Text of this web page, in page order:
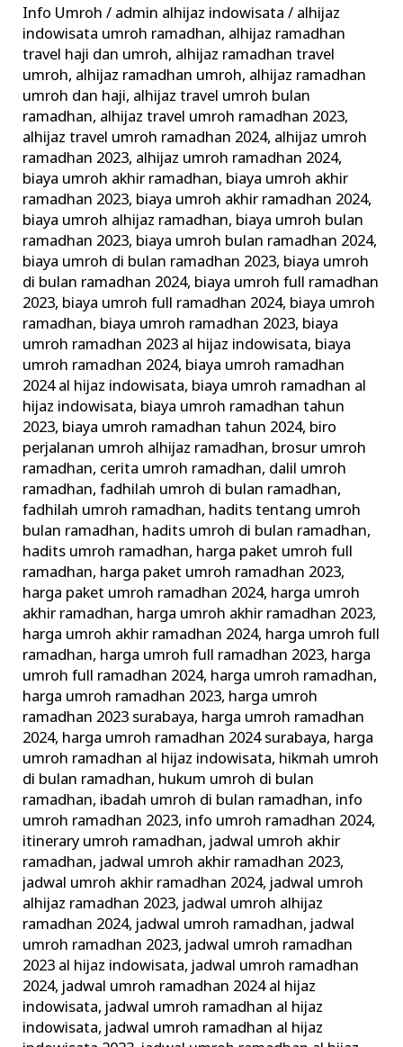
Info Umroh / admin alhijaz indowisata/ alhijaz
indowisata umroh ramadhan, alhijaz ramadhan
travel haji dan umroh, alhijaz ramadhan travel
umroh, alhijaz ramadhan umroh, alhijaz ramadhan
umroh dan haji, alhijaz travel umroh bulan
ramadhan, alhijaz travel umroh ramadhan 2023,
alhijaz travel umroh ramadhan 2024, alhijaz umroh
ramadhan 2023, alhijaz umroh ramadhan 2024,
biaya umroh akhir ramadhan, biaya umroh akhir
ramadhan 2023, biaya umroh akhir ramadhan 2024,
biaya umroh alhijaz ramadhan, biaya umroh bulan
ramadhan 2023, biaya umroh bulan ramadhan 2024,
biaya umroh di bulan ramadhan 2023, biaya umroh
di bulan ramadhan 2024, biaya umroh full ramadhan
2023, biaya umroh full ramadhan 2024, biaya umroh
ramadhan, biaya umroh ramadhan 2023, biaya
umroh ramadhan 2023 al hijaz indowisata, biaya
umroh ramadhan 2024, biaya umroh ramadhan
2024 al hijaz indowisata, biaya umroh ramadhan al
hijaz indowisata, biaya umroh ramadhan tahun
2023, biaya umroh ramadhan tahun 2024, biro
perjalanan umroh alhijaz ramadhan, brosur umroh
ramadhan, cerita umroh ramadhan, dalil umroh
ramadhan,fadhilah umroh di bulan ramadhan,
fadhilah umroh ramadhan, hadits tentang umroh
bulan ramadhan, hadits umroh di bulan ramadhan,
hadits umroh ramadhan, harga paket umroh full
ramadhan, harga paket umroh ramadhan 2023,
harga paket umroh ramadhan 2024, harga umroh
akhir ramadhan, harga umroh akhir ramadhan 2023,
harga umroh akhir ramadhan 2024, harga umroh full
ramadhan, harga umroh full ramadhan 2023, harga
umroh full ramadhan 2024, harga umroh ramadhan,
harga umroh ramadhan 2023, harga umroh
ramadhan 2023 surabaya, harga umroh ramadhan
2024, harga umroh ramadhan 2024 surabaya, harga
umroh ramadhan al hijaz indowisata, hikmah umroh
di bulan ramadhan, hukum umroh di bulan
ramadhan, ibadah umroh di bulan ramadhan, info
umroh ramadhan 2023, info umroh ramadhan 2024,
itinerary umroh ramadhan, jadwal umroh akhir
ramadhan, jadwal umroh akhir ramadhan 2023,
jadwal umroh akhir ramadhan 2024, jadwal umroh
alhijaz ramadhan 2023, jadwal umroh alhijaz
ramadhan 2024, jadwal umroh ramadhan, jadwal
umroh ramadhan 2023, jadwal umroh ramadhan
2023 al hijaz indowisata, jadwal umroh ramadhan
2024, jadwal umroh ramadhan 2024 al hijaz
indowisata, jadwal umroh ramadhan al hijaz
indowisata, jadwal umroh ramadhan al hijaz